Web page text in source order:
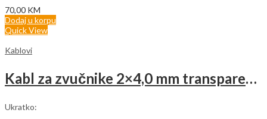
70,00 KM
Dodaj u korpu
Quick View
Kablovi
Kabl za zvučnike 2×4,0 mm transparentno (rolna 100m)
Ukratko: